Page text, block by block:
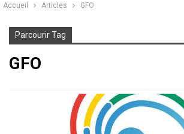
Accueil Articles GFO
Parcourir Tag
GFO